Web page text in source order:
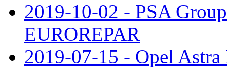
2019-10-02 - PSA
EUROREPAR
2019-07-15 - Opel Astra